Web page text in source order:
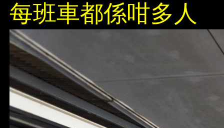
每班車都係咁多人